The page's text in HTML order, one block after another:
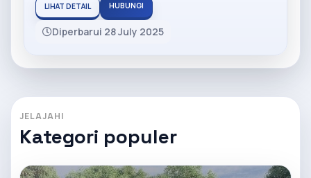
LIHAT DETAIL HUBUNGI
Diperbarui 28 July 2025
JELAJAHI
Kategori populer